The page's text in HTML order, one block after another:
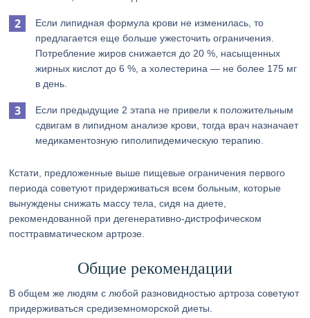
Если липидная формула крови не изменилась, то
предлагается еще больше ужесточить ограничения.
Потребление жиров снижается до 20 %, насыщенных
жирных кислот до 6 %, а холестерина — не более 175 мг
в день.
Если предыдущие 2 этапа не привели к положительным
сдвигам в липидном анализе крови, тогда врач назначает
медикаментозную гиполипидемическую терапию.
Кстати, предложенные выше пищевые ограничения первого
периода советуют придерживаться всем больным, которые
вынуждены снижать массу тела, сидя на диете,
рекомендованной при дегенеративно-дистрофическом
посттравматическом артрозе.
Общие рекомендации
В общем же людям с любой разновидностью артроза советуют
придерживаться средиземноморской диеты.